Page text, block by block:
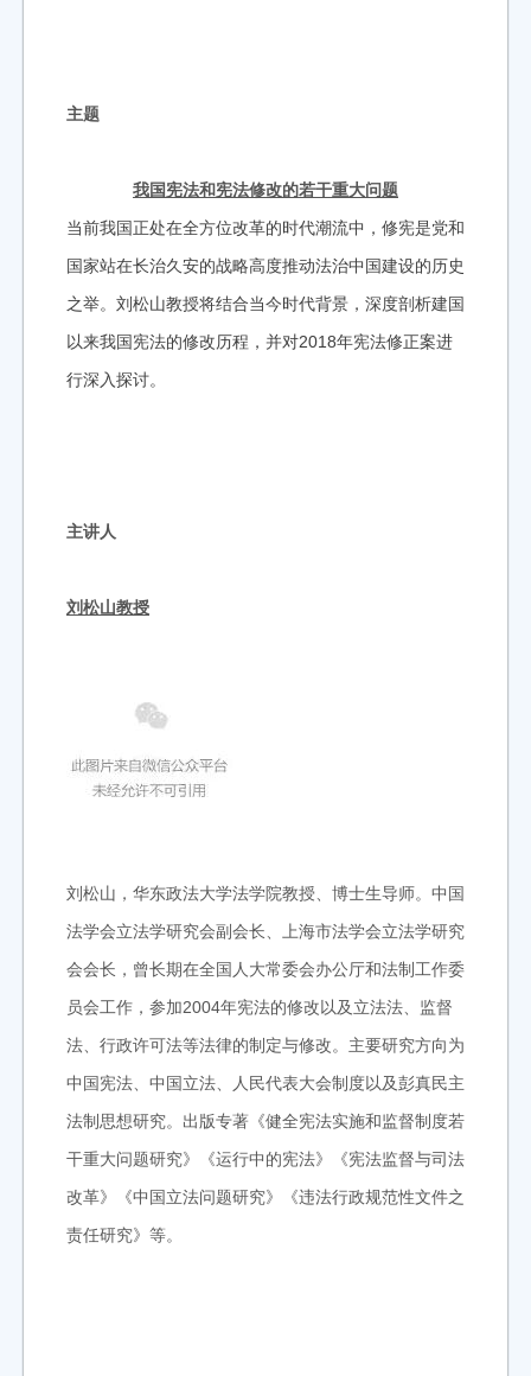
主题
我国宪法和宪法修改的若干重大问题
当前我国正处在全方位改革的时代潮流中，修宪是党和
国家站在长治久安的战略高度推动法治中国建设的历史
之举。刘松山教授将结合当今时代背景，深度剖析建国
以来我国宪法的修改历程，并对2018年宪法修正案进
行深入探讨。
主讲人
刘松山教授
刘松山，华东政法大学法学院教授、博士生导师。中国
法学会立法学研究会副会长、上海市法学会立法学研究
会会长，曾长期在全国人大常委会办公厅和法制工作委
员会工作，参加2004年宪法的修改以及立法法、监督
法、行政许可法等法律的制定与修改。主要研究方向为
中国宪法、中国立法、人民代表大会制度以及彭真民主
法制思想研究。出版专著《健全宪法实施和监督制度若
干重大问题研究》《运行中的宪法》《宪法监督与司法
改革》《中国立法问题研究》《违法行政规范性文件之
责任研究》等。